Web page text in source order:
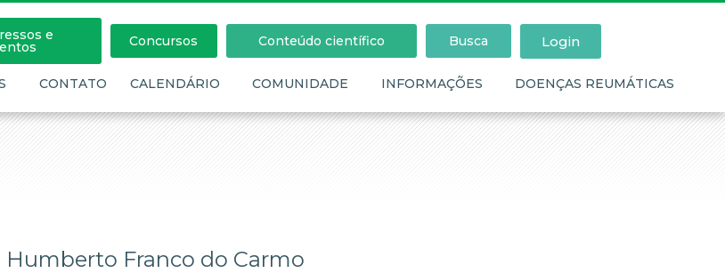
e Concursos Conteúdo científico Busca Login
CONTATO CALENDÁRIO COMUNIDADE INFORMAÇÕES DOENÇAS REUMÁTICAS
Humberto Franco do Carmo